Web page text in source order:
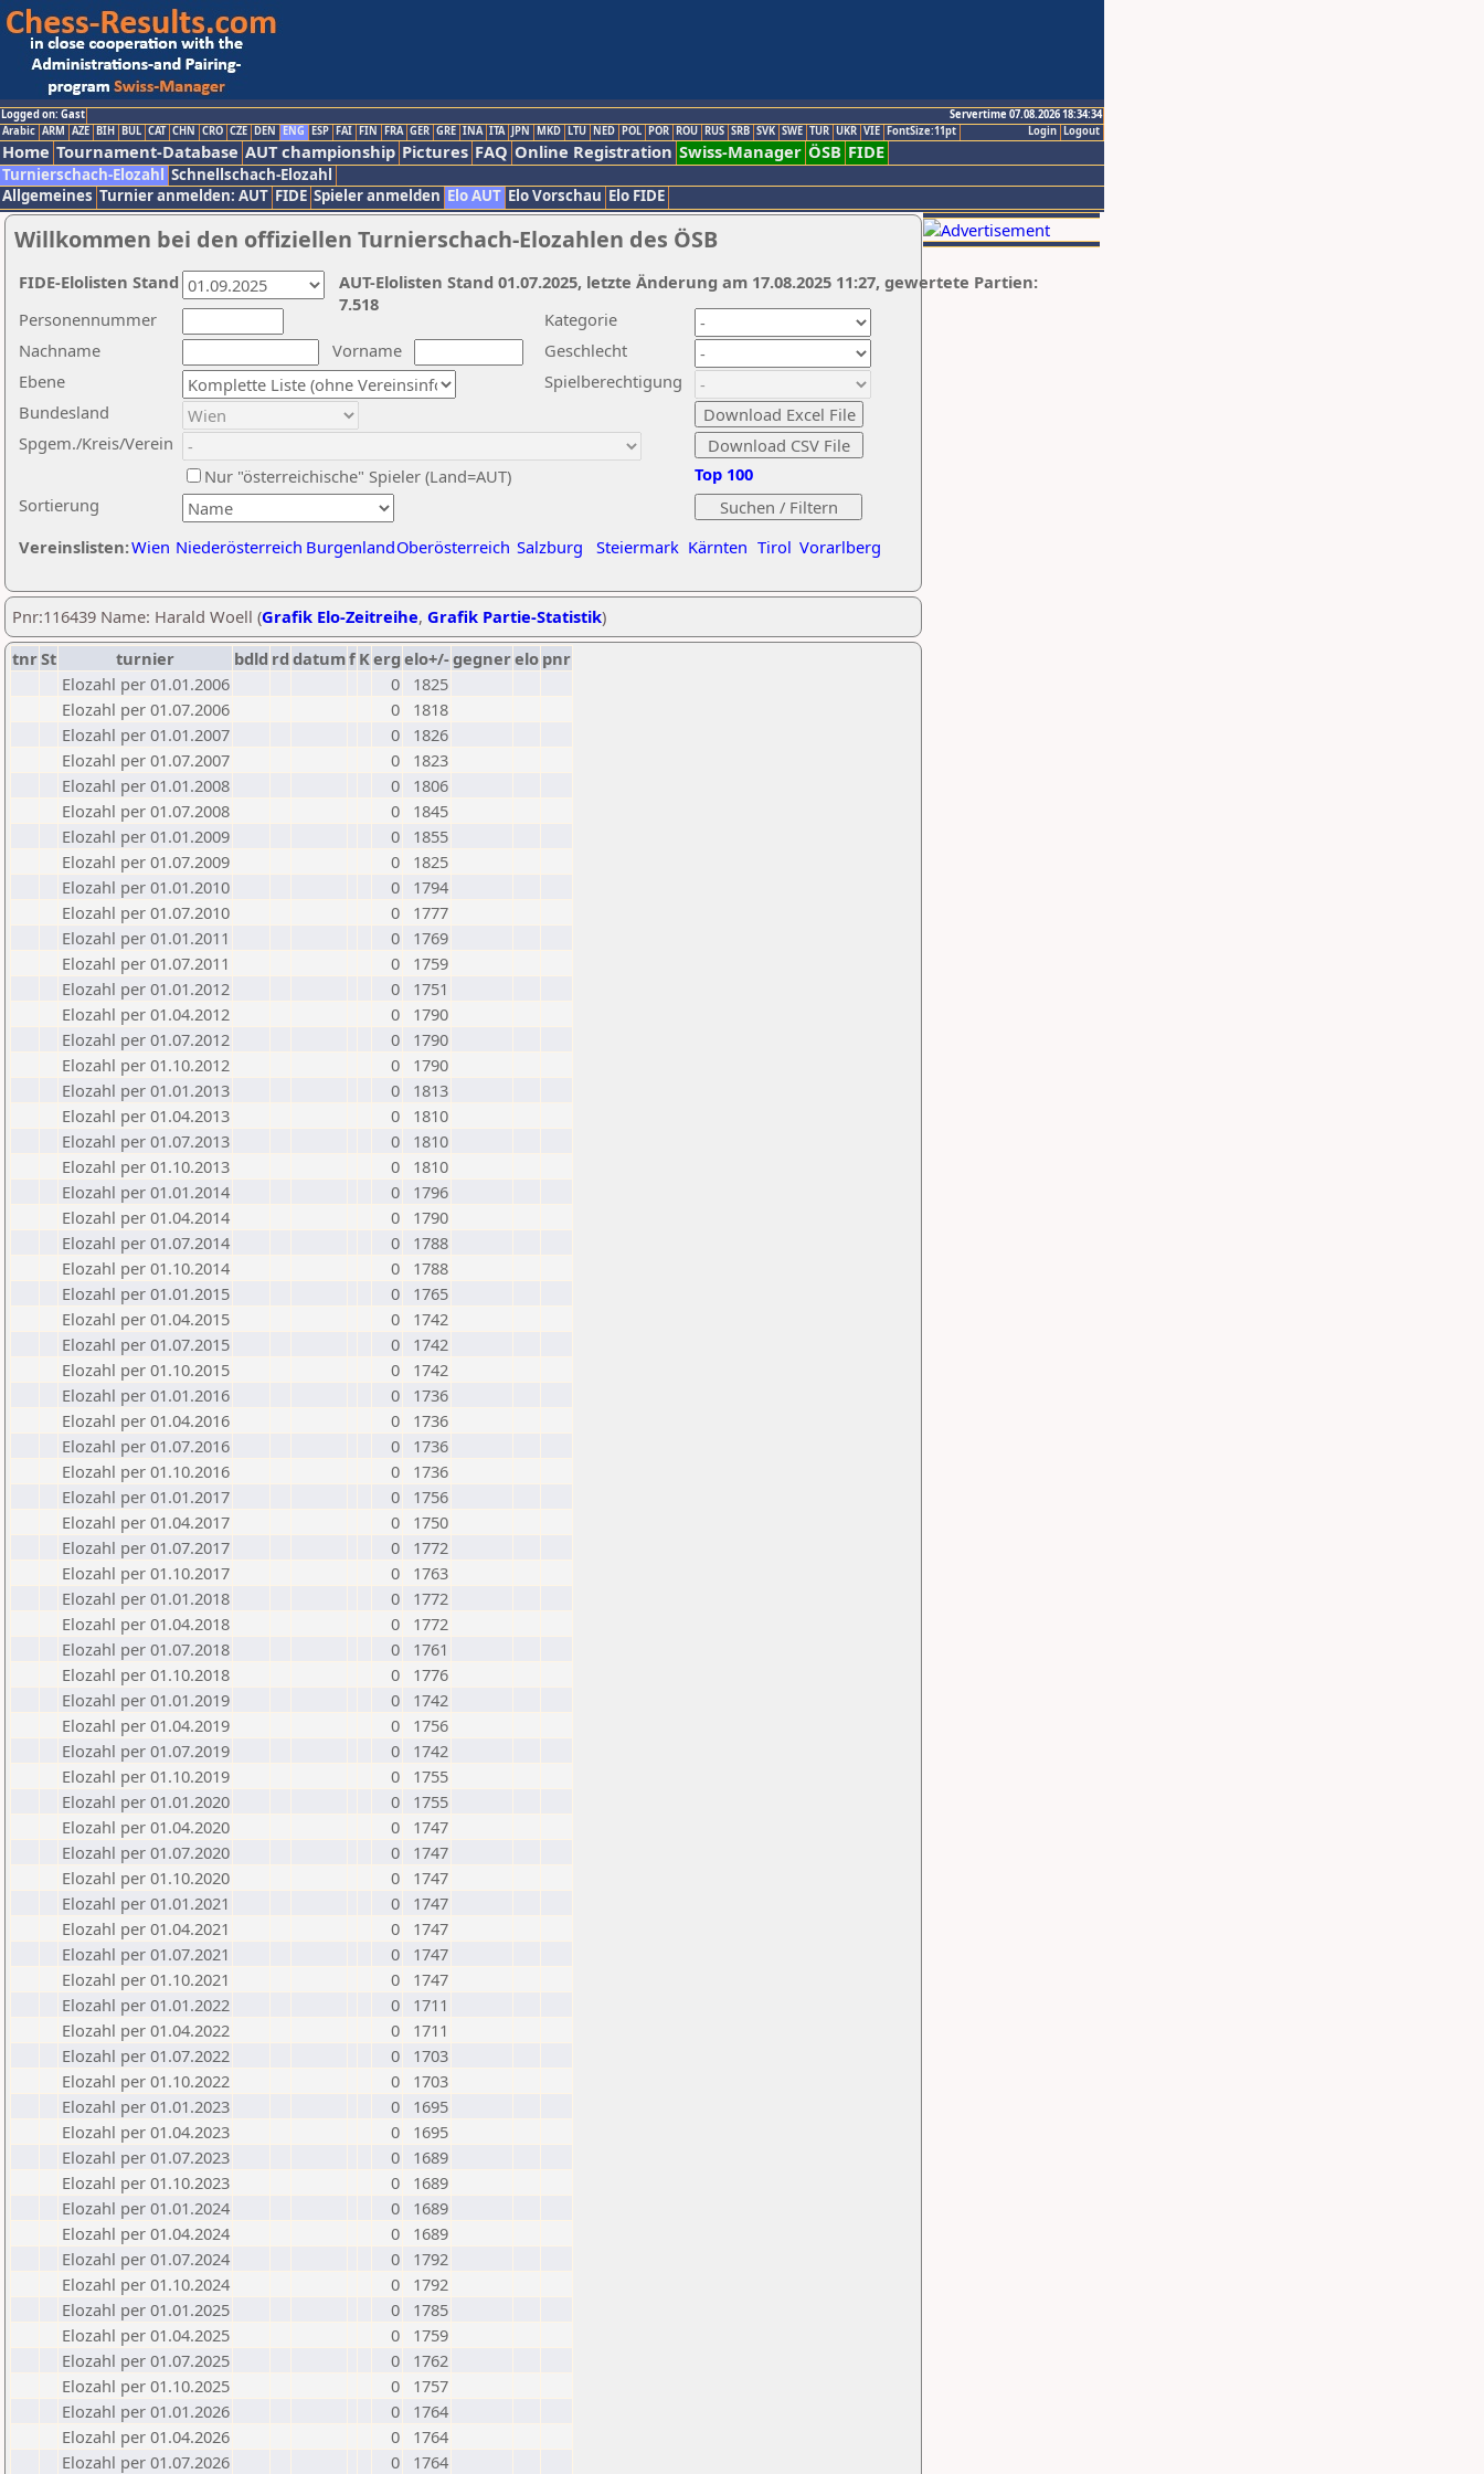
Logged on: Gast
Servertime 07.08.2026 18:34:34
Logout
Login
Arabic ARM AZE BIH BUL CAT CHN CRO CZE DEN ENG ESP FAI FIN FRA GER GRE INA ITA JPN MKD LTU NED POL POR ROU RUS SRB SVK SWE TUR UKR VIE FontSize:11pt
Home Tournament-Database AUT championship Pictures FAQ Online Registration Swiss-Manager ÖSB FIDE
Turnierschach-Elozahl Schnellschach-Elozahl
Allgemeines Turnier anmelden: AUT FIDE Spieler anmelden Elo AUT Elo Vorschau Elo FIDE
Willkommen bei den offiziellen Turnierschach-Elozahlen des ÖSB
Nachname
Vorname
Ebene
Kategorie
Sortierung
Personennummer
Bundesland
Spgem./Kreis/Verein
Geschlecht
Nur "österreichische" Spieler (Land=AUT)
Spielberechtigung
Vereinslisten:Wien Niederösterreich BurgenlandOberösterreich Salzburg Steiermark Kärnten Tirol Vorarlberg
Top 100
AUT-Elolisten Stand 01.07.2025, letzte Änderung am 17.08.2025 11:27, gewertete Partien:
7.518
FIDE-Elolisten Stand
Pnr:116439 Name: Harald Woell (Grafik Elo-Zeitreihe, Grafik Partie-Statistik)
tnrSt turnier bdld rd datumf Kerg elo+/-gegnerelo pnr
Elozahl per 01.01.2006
0
1825
Elozahl per 01.07.2006
0
1818
Elozahl per 01.01.2007
0
1826
Elozahl per 01.07.2007
0
1823
Elozahl per 01.01.2008
0
1806
Elozahl per 01.07.2008
0
1845
Elozahl per 01.01.2009
0
1855
Elozahl per 01.07.2009
0
1825
Elozahl per 01.01.2010
0
1794
Elozahl per 01.07.2010
0
1777
Elozahl per 01.01.2011
0
1769
Elozahl per 01.07.2011
0
1759
Elozahl per 01.01.2012
0
1751
Elozahl per 01.04.2012
0
1790
Elozahl per 01.07.2012
0
1790
Elozahl per 01.10.2012
0
1790
Elozahl per 01.01.2013
0
1813
Elozahl per 01.04.2013
0
1810
Elozahl per 01.07.2013
0
1810
Elozahl per 01.10.2013
0
1810
Elozahl per 01.01.2014
0
1796
Elozahl per 01.04.2014
0
1790
Elozahl per 01.07.2014
0
1788
Elozahl per 01.10.2014
0
1788
Elozahl per 01.01.2015
0
1765
Elozahl per 01.04.2015
0
1742
Elozahl per 01.07.2015
0
1742
Elozahl per 01.10.2015
0
1742
Elozahl per 01.01.2016
0
1736
Elozahl per 01.04.2016
0
1736
Elozahl per 01.07.2016
0
1736
Elozahl per 01.10.2016
0
1736
Elozahl per 01.01.2017
0
1756
Elozahl per 01.04.2017
0
1750
Elozahl per 01.07.2017
0
1772
Elozahl per 01.10.2017
0
1763
Elozahl per 01.01.2018
0
1772
Elozahl per 01.04.2018
0
1772
Elozahl per 01.07.2018
0
1761
Elozahl per 01.10.2018
0
1776
Elozahl per 01.01.2019
0
1742
Elozahl per 01.04.2019
0
1756
Elozahl per 01.07.2019
0
1742
Elozahl per 01.10.2019
0
1755
Elozahl per 01.01.2020
0
1755
Elozahl per 01.04.2020
0
1747
Elozahl per 01.07.2020
0
1747
Elozahl per 01.10.2020
0
1747
Elozahl per 01.01.2021
0
1747
Elozahl per 01.04.2021
0
1747
Elozahl per 01.07.2021
0
1747
Elozahl per 01.10.2021
0
1747
Elozahl per 01.01.2022
0
1711
Elozahl per 01.04.2022
0
1711
Elozahl per 01.07.2022
0
1703
Elozahl per 01.10.2022
0
1703
Elozahl per 01.01.2023
0
1695
Elozahl per 01.04.2023
0
1695
Elozahl per 01.07.2023
0
1689
Elozahl per 01.10.2023
0
1689
Elozahl per 01.01.2024
0
1689
Elozahl per 01.04.2024
0
1689
Elozahl per 01.07.2024
0
1792
Elozahl per 01.10.2024
0
1792
Elozahl per 01.01.2025
0
1785
Elozahl per 01.04.2025
0
1759
Elozahl per 01.07.2025
0
1762
Elozahl per 01.10.2025
0
1757
Elozahl per 01.01.2026
0
1764
Elozahl per 01.04.2026
0
1764
Elozahl per 01.07.2026
0 1764